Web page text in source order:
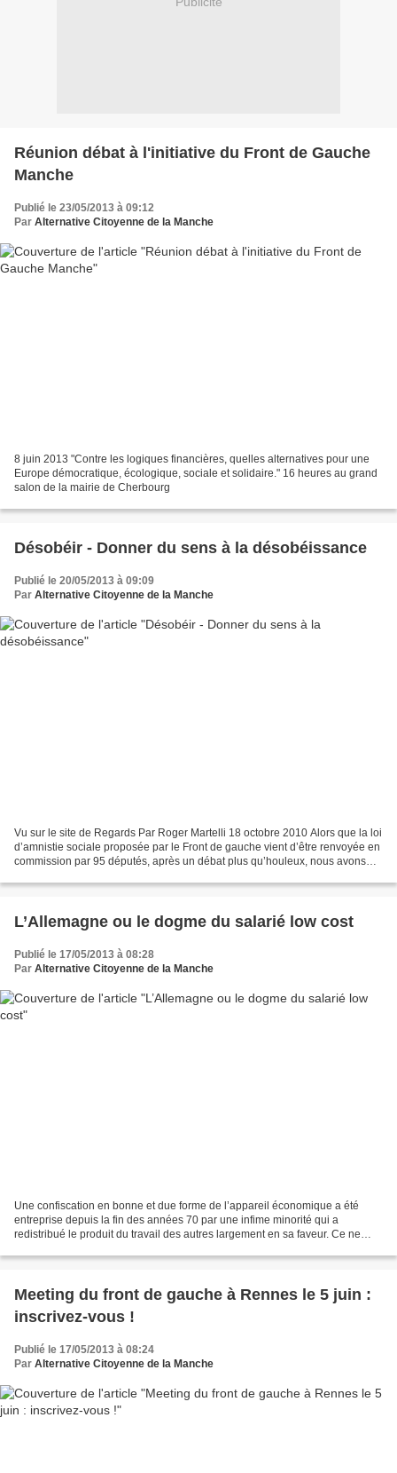
Réunion débat à l'initiative du Front de Gauche
Manche
Publié le 23/05/2013 à 09:12
Par Alternative Citoyenne de la Manche
8 juin 2013 "Contre les logiques financières, quelles alternatives pour une
Europe démocratique, écologique, sociale et solidaire." 16 heures au grand
salon de la mairie de Cherbourg
Désobéir - Donner du sens à la désobéissance
Publié le 20/05/2013 à 09:09
Par Alternative Citoyenne de la Manche
Vu sur le site de Regards Par Roger Martelli 18 octobre 2010 Alors que la loi
d’amnistie sociale proposée par le Front de gauche vient d’être renvoyée en
commission par 95 députés, après un débat plus qu’houleux, nous avons
L’Allemagne ou le dogme du salarié low cost
Publié le 17/05/2013 à 08:28
Par Alternative Citoyenne de la Manche
Une confiscation en bonne et due forme de l’appareil économique a été
entreprise depuis la fin des années 70 par une infime minorité qui a
redistribué le produit du travail des autres largement en sa faveur. Ce ne
Meeting du front de gauche à Rennes le 5 juin :
inscrivez-vous !
Publié le 17/05/2013 à 08:24
Par Alternative Citoyenne de la Manche